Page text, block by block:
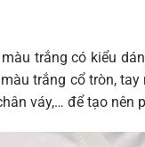
trắng có kiểu
trắng cổ tròn,
váy,… để tạo nên